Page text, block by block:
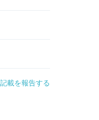
載を報告する